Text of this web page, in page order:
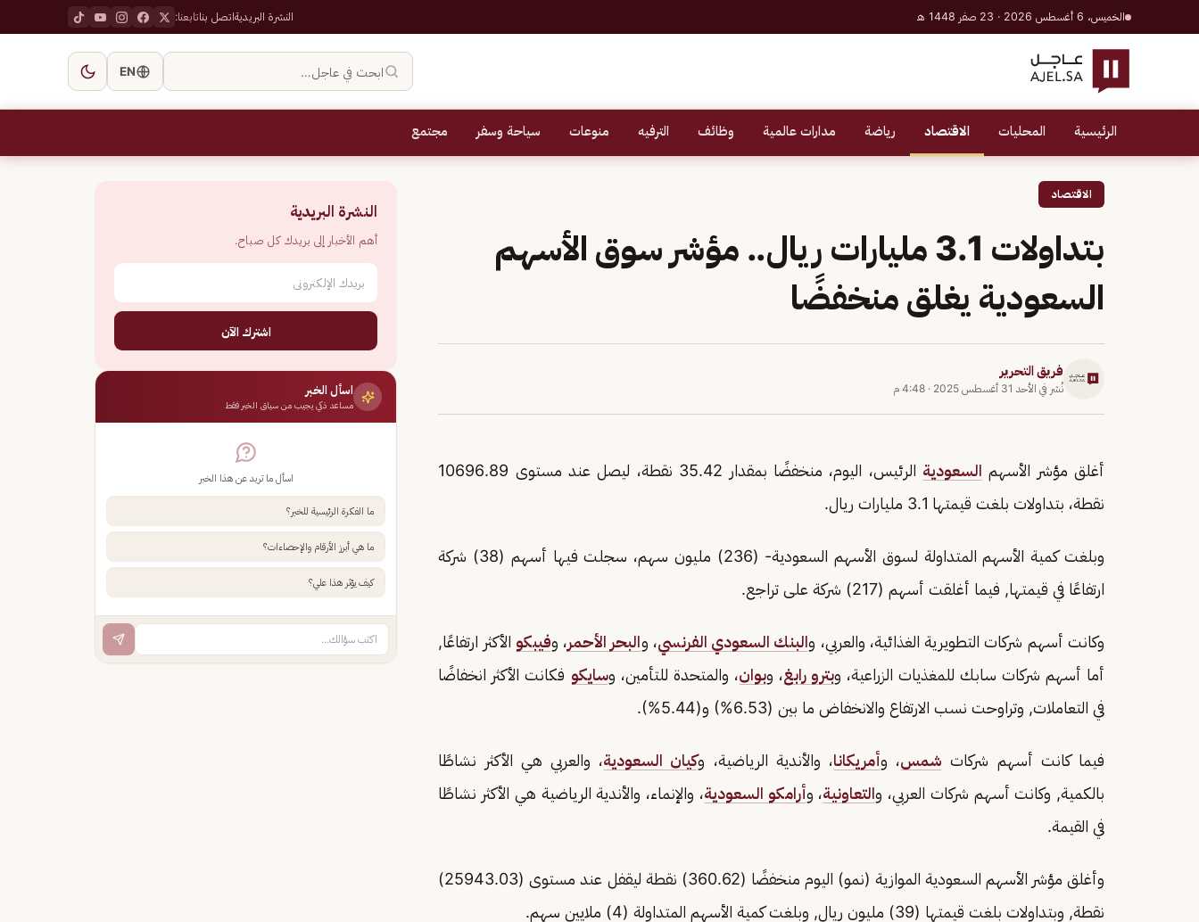
الخميس، 6 أغسطس 2026 · 23 صفر 1448 هـ النشرة البريديةاتصل بناتابعنا:
ابحث في عاجل… EN
الرئيسية المحليات الاقتصاد رياضة مدارات عالمية وظائف الترفيه منوعات سياحة وسفر مجتمع
الاقتصاد
بتداولات 3.1 مليارات ريال.. مؤشر سوق الأسهم
السعودية يغلق منخفضًا
فريق التحرير
نُشر في الأحد 31 أغسطس 2025 · 4:48 م
أغلق مؤشر الأسهم السعودية
الرئيس، اليوم، منخفضًا بمقدار 35.42 نقطة، ليصل عند مستوى 10696.89
نقطة، بتداولات بلغت قيمتها 3.1 مليارات ريال.
وبلغت كمية الأسهم المتداولة لسوق الأسهم السعودية- (236) مليون سهم، سجلت فيها أسهم (38) شركة
ارتفاعًا في قيمتها, فيما أغلقت أسهم (217) شركة على تراجع.
وكانت أسهم شركات التطويرية الغذائية، والعربي، والبنك السعودي الفرنسي، والبحر الأحمر، وفيبكو الأكثر ارتفاعًا,
أما أسهم شركات سابك للمغذيات الزراعية، وبترو رابغ، وبوان، والمتحدة للتأمين، وسايكو فكانت الأكثر انخفاضًا
في التعاملات, وتراوحت نسب الارتفاع والانخفاض ما بين (6.53%) و(5.44%).
فيما كانت أسهم شركات شمس، وأمريكانا، والأندية الرياضية، وكيان السعودية، والعربي هي الأكثر نشاطًا
بالكمية, وكانت أسهم شركات العربي، والتعاونية، وأرامكو السعودية، والإنماء، والأندية الرياضية هي الأكثر نشاطًا
في القيمة.
وأغلق مؤشر الأسهم السعودية الموازية (نمو) اليوم منخفضًا (360.62) نقطة ليقفل عند مستوى (25943.03)
نقطة, وبتداولات بلغت قيمتها (39) مليون ريال, وبلغت كمية الأسهم المتداولة (4) ملايين سهم.
النشرة البريدية
أهم الأخبار إلى بريدك كل صباح.
اشترك الآن
اسأل الخبر
مساعد ذكي يجيب من سياق الخبر فقط
اسأل ما تريد عن هذا الخبر
ما الفكرة الرئيسية للخبر؟
ما هي أبرز الأرقام والإحصاءات؟
كيف يؤثر هذا علي؟